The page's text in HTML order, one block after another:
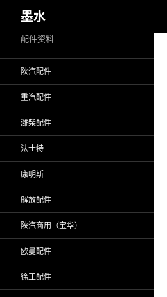
至
墨水
配件资料
陕汽配件
重汽配件
潍柴配件
法士特
康明斯
解放配件
陕汽商用（宝华）
欧曼配件
徐工配件